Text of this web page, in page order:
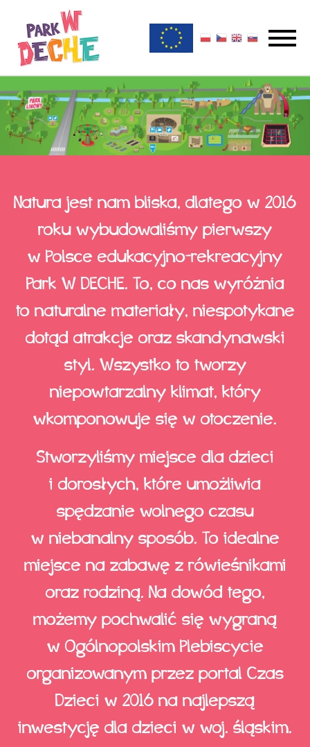
Przejdź
do
treści
Natura jest nam bliska, dlatego w 2016
roku wybudowaliśmy pierwszy
w Polsce edukacyjno-rekreacyjny
Park W DECHE. To, co nas wyróżnia
to naturalne materiały, niespotykane
dotąd atrakcje oraz skandynawski
styl. Wszystko to tworzy
niepowtarzalny klimat, który
wkomponowuje się w otoczenie.
Stworzyliśmy miejsce dla dzieci
i dorosłych, które umożliwia
spędzanie wolnego czasu
w niebanalny sposób. To idealne
miejsce na zabawę z rówieśnikami
oraz rodziną. Na dowód tego,
możemy pochwalić się wygraną
w Ogólnopolskim Plebiscycie
organizowanym przez portal Czas
Dzieci w 2016 na najlepszą
inwestycję dla dzieci w woj. śląskim.